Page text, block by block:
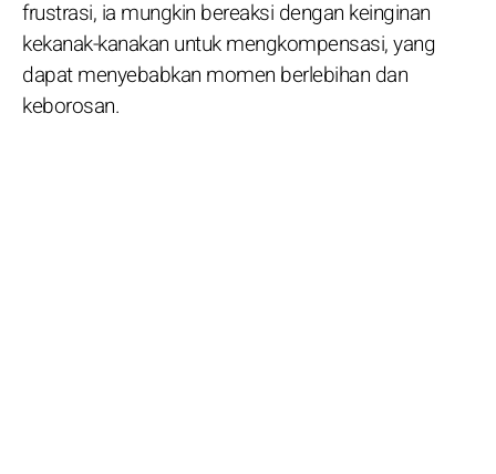
frustrasi, ia mungkin bereaksi dengan keinginan
kekanak-kanakan untuk mengkompensasi, yang
dapat menyebabkan momen berlebihan dan
keborosan.